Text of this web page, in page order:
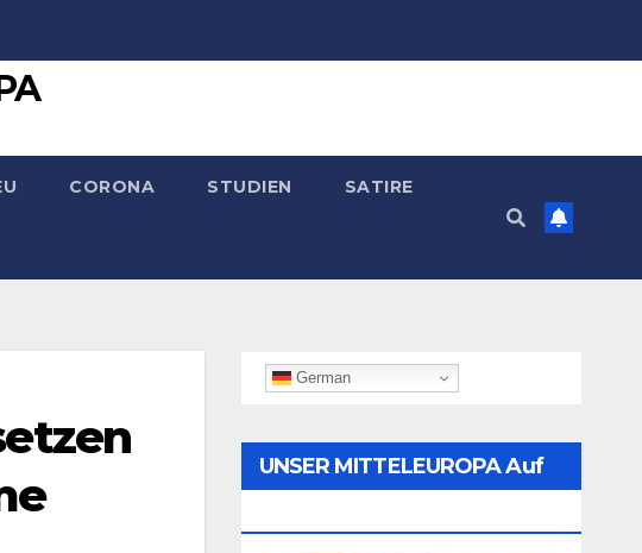
CORONA STUDIEN SATIRE
German
UNSER MITTELEUROPA Auf